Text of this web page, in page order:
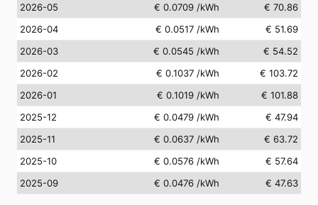
2026-05
€ 0.0709 /kWh
€ 70.86
2026-04
€ 0.0517 /kWh
€ 51.69
2026-03
€ 0.0545 /kWh
€ 54.52
2026-02
€ 0.1037 /kWh
€ 103.72
2026-01
€ 0.1019 /kWh
€ 101.88
2025-12
€ 0.0479 /kWh
€ 47.94
2025-11
€ 0.0637 /kWh
€ 63.72
2025-10
€ 0.0576 /kWh
€ 57.64
2025-09
€ 0.0476 /kWh € 47.63